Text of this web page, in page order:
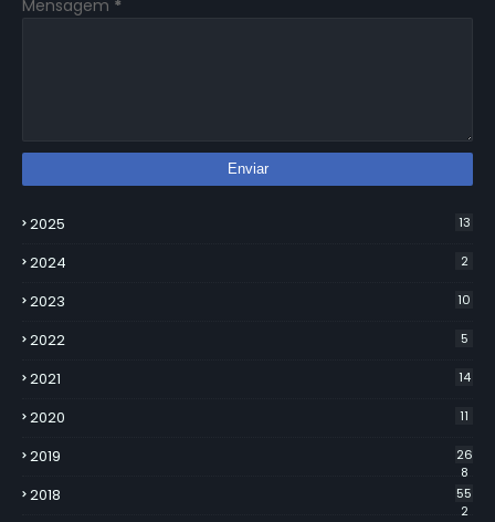
Mensagem *
2025 13
2024 2
2023 10
2022 5
2021 14
2020 11
2019
26
8
2018
55
2